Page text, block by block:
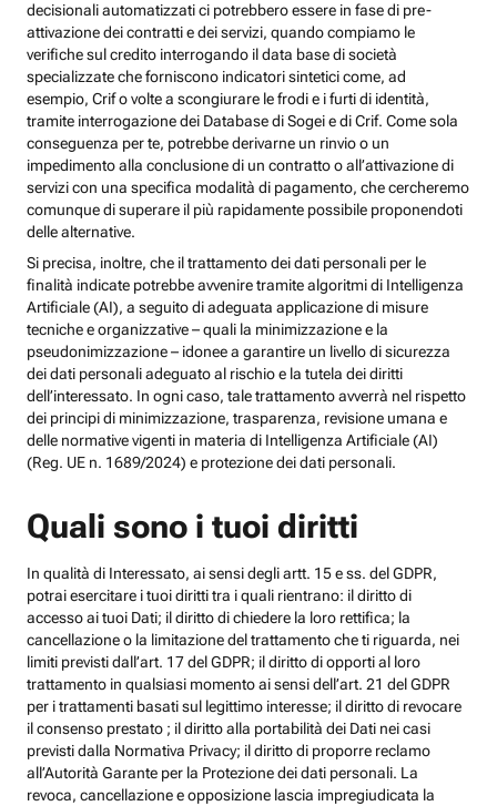
decisionali automatizzati ci potrebbero essere in fase di pre-
attivazione dei contratti e dei servizi, quando compiamo le
verifiche sul credito interrogando il data base di società
specializzate che forniscono indicatori sintetici come, ad
esempio, Crif o volte a scongiurare le frodi e i furti di identità,
tramite interrogazione dei Database di Sogei e di Crif. Come sola
conseguenza per te, potrebbe derivarne un rinvio o un
impedimento alla conclusione di un contratto o all’attivazione di
servizi con una specifica modalità di pagamento, che cercheremo
comunque di superare il più rapidamente possibile proponendoti
delle alternative.
Si precisa, inoltre, che il trattamento dei dati personali per le
finalità indicate potrebbe avvenire tramite algoritmi di Intelligenza
Artificiale (AI), a seguito di adeguata applicazione di misure
tecniche e organizzative – quali la minimizzazione e la
pseudonimizzazione – idonee a garantire un livello di sicurezza
dei dati personali adeguato al rischio e la tutela dei diritti
dell’interessato. In ogni caso, tale trattamento avverrà nel rispetto
dei principi di minimizzazione, trasparenza, revisione umana e
delle normative vigenti in materia di Intelligenza Artificiale (AI)
(Reg. UE n. 1689/2024) e protezione dei dati personali.
Quali sono i tuoi diritti
In qualità di Interessato, ai sensi degli artt. 15 e ss. del GDPR,
potrai esercitare i tuoi diritti tra i quali rientrano: il diritto di
accesso ai tuoi Dati; il diritto di chiedere la loro rettifica; la
cancellazione o la limitazione del trattamento che ti riguarda, nei
limiti previsti dall’art. 17 del GDPR; il diritto di opporti al loro
trattamento in qualsiasi momento ai sensi dell’art. 21 del GDPR
per i trattamenti basati sul legittimo interesse; il diritto di revocare
il consenso prestato ; il diritto alla portabilità dei Dati nei casi
previsti dalla Normativa Privacy; il diritto di proporre reclamo
all’Autorità Garante per la Protezione dei dati personali. La
revoca, cancellazione e opposizione lascia impregiudicata la